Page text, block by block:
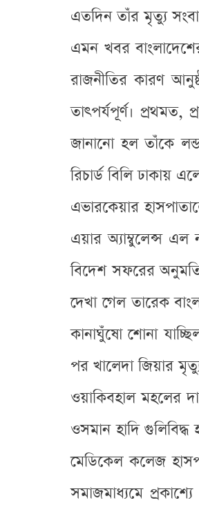
এতদিন তাঁর মৃত্যু
এমন খবর
রাজনীতির কারণ
তাৎপর্যপূর্ণ।
জানানো হল তাঁকে
রিচার্ড বিলি ঢাকায়
এভারকেয়ার
এয়ার অ্যাম্বুলেন্স এল
বিদেশ সফরের
দেখা গেল তারেক
কানাঘুঁষো শোনা
পর খালেদা জিয়ার
ওয়াকিবহাল মহলের
ওসমান হাদি
মেডিকেল কলেজ
সমাজমাধ্যমে